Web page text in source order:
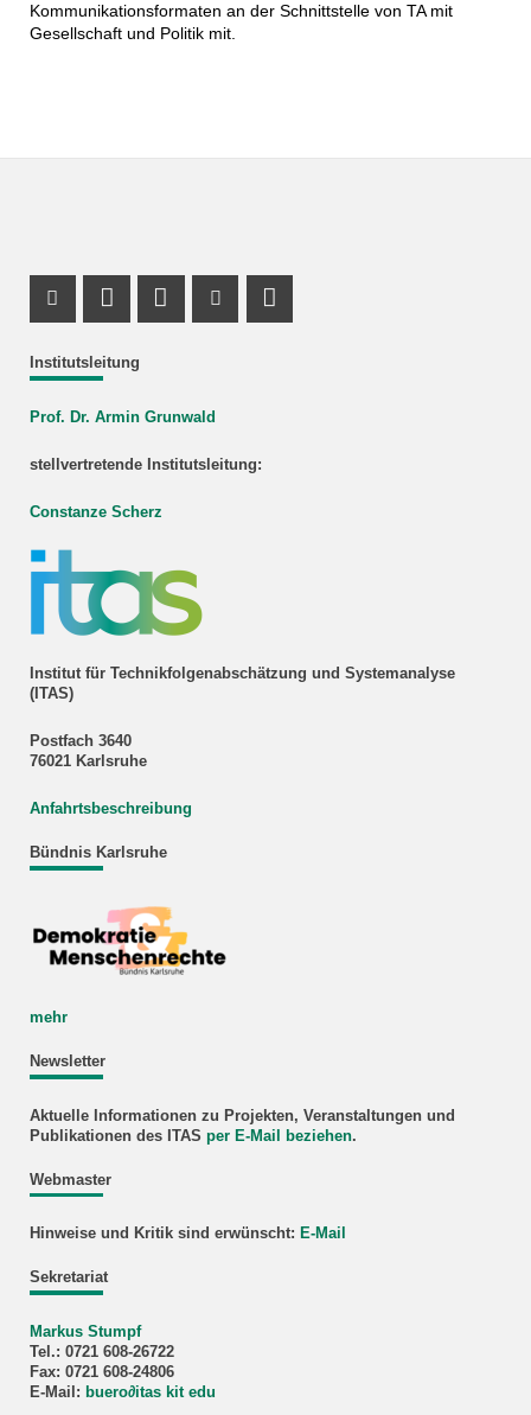
Kommunikationsformaten an der Schnittstelle von TA mit
Gesellschaft und Politik mit.
Institutsleitung
Prof. Dr. Armin Grunwald
stellvertretende Institutsleitung:
Constanze Scherz
Institut für Technikfolgenabschätzung und Systemanalyse
(ITAS)
Postfach 3640
76021 Karlsruhe
Anfahrtsbeschreibung
Bündnis Karlsruhe
mehr
Newsletter
Aktuelle Informationen zu Projekten, Veranstaltungen und
Publikationen des ITAS per E-Mail beziehen.
Webmaster
Hinweise und Kritik sind erwünscht: E-Mail
Sekretariat
Markus Stumpf
Tel.: 0721 608-26722
Fax: 0721 608-24806
E-Mail: buero∂itas kit edu
Instagram Profil
Profil Mastodon
LinkedIn Profil
Youtube Profil
RSS-Link